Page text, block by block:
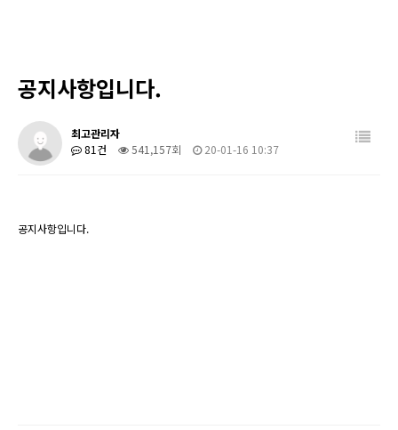
공지사항입니다.
최고관리자
81건
541,157회 20-01-16 10:37
공지사항입니다.